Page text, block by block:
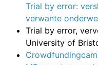
Trial by error:
verwante
Trial by error,
University of